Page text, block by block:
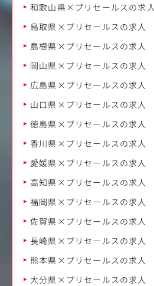
和歌山県×プリセールスの求人
鳥取県×プリセールスの求人
島根県×プリセールスの求人
岡山県×プリセールスの求人
広島県×プリセールスの求人
山口県×プリセールスの求人
徳島県×プリセールスの求人
香川県×プリセールスの求人
愛媛県×プリセールスの求人
高知県×プリセールスの求人
福岡県×プリセールスの求人
佐賀県×プリセールスの求人
長崎県×プリセールスの求人
熊本県×プリセールスの求人
大分県×プリセールスの求人